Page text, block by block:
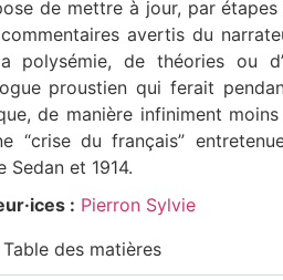
de mettre à jour, par
avertis du
polysémie, de théories ou
proustien qui ferait
de manière infiniment
“crise du français”
Sedan et 1914.
: Pierron Sylvie
Table des matières